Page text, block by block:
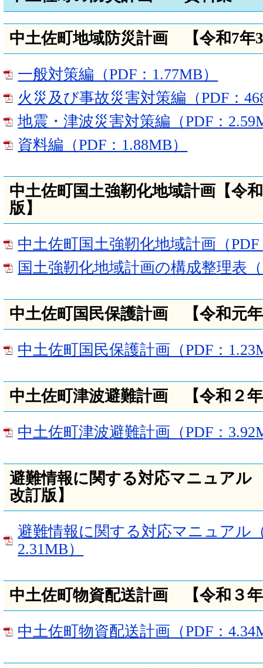
中土佐町地域防災計画 【令和7年
一般対策編（PDF：1.77MB）
火災及び事故災害対策編（PDF：
地震・津波災害対策編（PDF：
資料編（PDF：1.88MB）
中土佐町国土強靭化地域計画【令
版】
中土佐町国土強靭化地域計画（
国土強靭化地域計画の構成整理表
中土佐町国民保護計画 【令和元
中土佐町国民保護計画（PDF：
中土佐町津波避難計画 【令和２
中土佐町津波避難計画（PDF：
避難情報に関する対応マニュア
改訂版】
避難情報に関する対応マニュアル
2.31MB）
中土佐町物資配送計画 【令和３
中土佐町物資配送計画（PDF：